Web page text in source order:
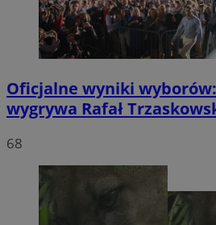
Oficjalne wyniki
wygrywa Rafał
68